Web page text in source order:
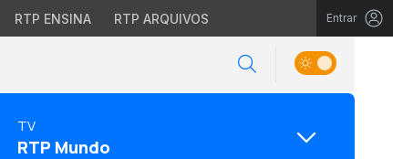
RTP ENSINA RTP ARQUIVOS Entrar
TV
RTP Mundo